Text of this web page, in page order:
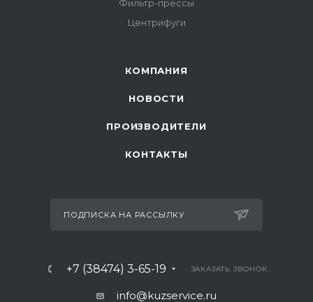
Фильтр-прессы
Центрифуги
КОМПАНИЯ
НОВОСТИ
ПРОИЗВОДИТЕЛИ
КОНТАКТЫ
ПОДПИСКА НА РАССЫЛКУ
+7 (38474) 3-65-19 ЗАКАЗАТЬ ЗВОНОК
info@kuzservice.ru